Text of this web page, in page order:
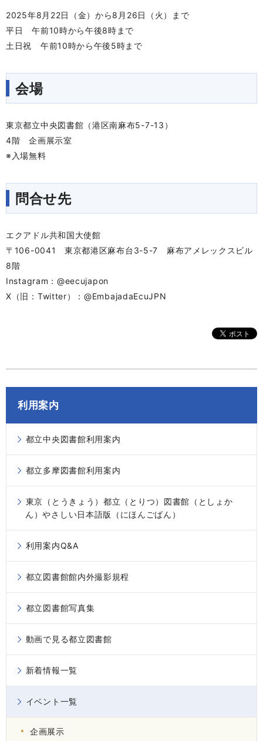
2025年8月22日（金）から8月26日（火）まで
平日 午前10時から午後8時まで
土日祝 午前10時から午後5時まで
会場
東京都立中央図書館（港区南麻布5-7-13）
4階 企画展示室
※入場無料
問合せ先
エクアドル共和国大使館
〒106-0041 東京都港区麻布台3-5-7 麻布アメレックスビル
8階
Instagram：@eecujapon
X（旧：Twitter）：@EmbajadaEcuJPN
利用案内
都立中央図書館利用案内
都立多摩図書館利用案内
東京（とうきょう）都立（とりつ）図書館（としょか
ん）やさしい日本語版（にほんごばん）
利用案内Q&A
都立図書館館内外撮影規程
都立図書館写真集
動画で見る都立図書館
新着情報一覧
イベント一覧
企画展示